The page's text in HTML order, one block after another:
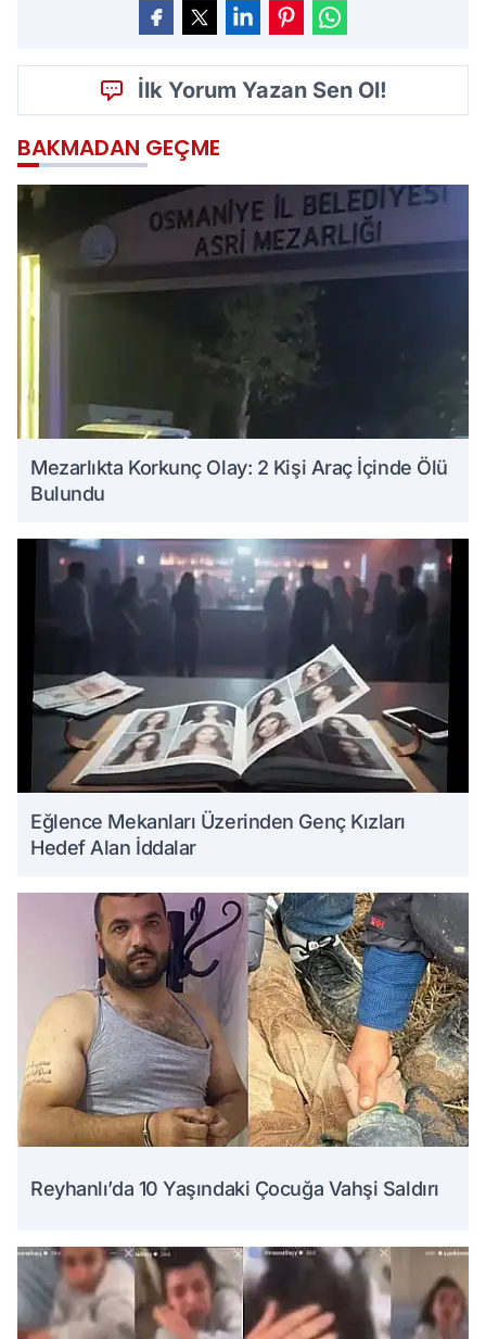
İlk Yorum Yazan Sen Ol!
BAKMADAN GEÇME
Mezarlıkta Korkunç Olay: 2 Kişi Araç İçinde Ölü
Bulundu
Eğlence Mekanları Üzerinden Genç Kızları
Hedef Alan İddalar
Reyhanlı’da 10 Yaşındaki Çocuğa Vahşi Saldırı